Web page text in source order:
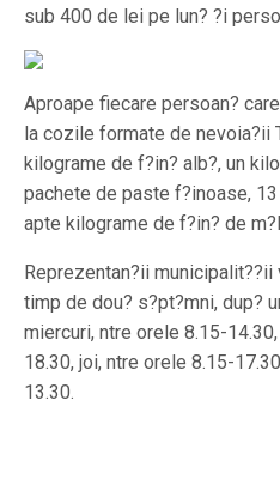
sub 400 de lei pe lun? ?i
Aproape fiecare persoan?
la cozile formate de nevoia?ii
kilograme de f?in? alb?, un
pachete de paste f?inoase,
apte kilograme de f?in? de
Reprezentan?ii
timp de dou? s?pt?mni, dup?
miercuri, ntre orele 8.15-
18.30, joi, ntre orele 8.15-
13.30.